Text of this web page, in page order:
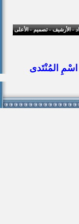
-الأرشيف-تصميم-الأعلى
المُنْتَدى